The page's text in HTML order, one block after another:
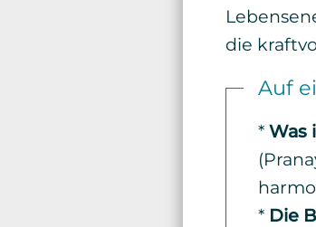
die
Auf
* Was
* Die